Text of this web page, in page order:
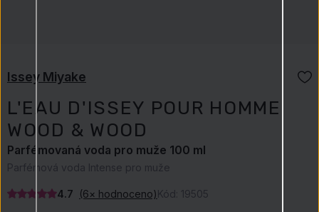
Issey Miyake
L'EAU D'ISSEY POUR HOMME
WOOD & WOOD
Parfémovaná voda pro muže 100 ml
Parfémová voda Intense pro muže
4.7 (6× hodnoceno)Kód: 19505